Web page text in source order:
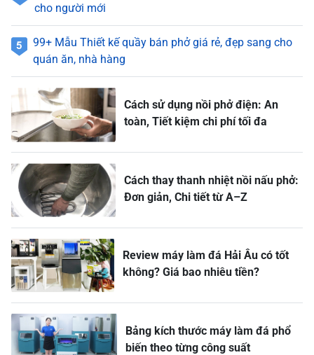
cho người mới
99+ Mẫu Thiết kế quầy bán phở giá rẻ, đẹp sang cho
quán ăn, nhà hàng
Cách sử dụng nồi phở điện: An
toàn, Tiết kiệm chi phí tối đa
Cách thay thanh nhiệt nồi nấu phở:
Đơn giản, Chi tiết từ A–Z
Review máy làm đá Hải Âu có tốt
không? Giá bao nhiêu tiền?
Bảng kích thước máy làm đá phổ
biến theo từng công suất